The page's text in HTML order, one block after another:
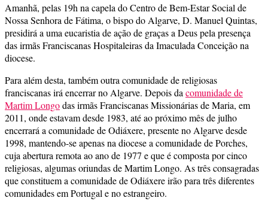
Amanhã, pelas 19h na capela do Centro de Bem-Estar Social de
Nossa Senhora de Fátima, o bispo do Algarve, D. Manuel Quintas,
presidirá a uma eucaristia de ação de graças a Deus pela presença
das irmãs Franciscanas Hospitaleiras da Imaculada Conceição na
diocese.
Para além desta, também outra comunidade de religiosas
franciscanas irá encerrar no Algarve. Depois da comunidade de
Martim Longodas irmãs Franciscanas Missionárias de Maria, em
2011, onde estavam desde 1983, até ao próximo mês de julho
encerrará a comunidade de Odiáxere, presente no Algarve desde
1998, mantendo-se apenas na diocese a comunidade de Porches,
cuja abertura remota ao ano de 1977 e que é composta por cinco
religiosas, algumas oriundas de Martim Longo. As três consagradas
que constituem a comunidade de Odiáxere irão para três diferentes
comunidades em Portugal e no estrangeiro.